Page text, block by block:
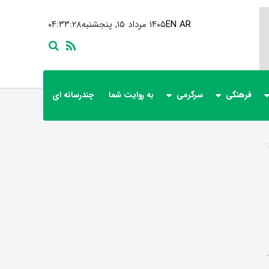
۰۴:۳۳:۲۹ ۱۴۰۵ مرداد ۱۵, پنجشنبهEN AR
فرهنگی سرگرمی به روایت شما چندرسانه ای